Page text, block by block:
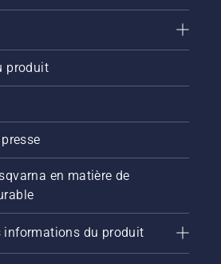
produit
en matière de
informations du produit